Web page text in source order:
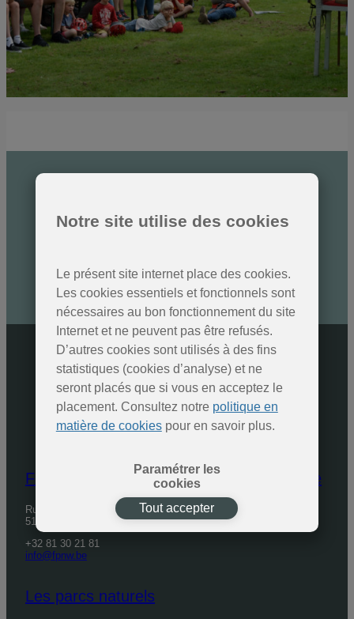
naturels
SOUMETTRE
Fédération des Parcs naturels de Wallonie
Rue de Coppin, 20
5100 Jambes
+32 81 30 21 81
info@fpnw.be
Les parcs naturels
Notre site utilise des cookies
Le présent site internet place des cookies.
Les cookies essentiels et fonctionnels sont
nécessaires au bon fonctionnement du site
Internet et ne peuvent pas être refusés.
D’autres cookies sont utilisés à des fins
statistiques (cookies d’analyse) et ne
seront placés que si vous en acceptez le
placement. Consultez notre politique en
matière de cookiespour en savoir plus.
Paramétrer les
cookies
Tout accepter